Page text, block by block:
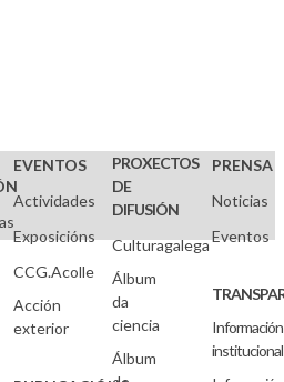
EVENTOS
Actividades
Exposicións
CCG.Acolle
Acción
exterior
PROXECTOS
DE
DIFUSIÓN
Culturagalega
Álbum
da
ciencia
Álbum
PRENSA
Noticias
Eventos
Información
institucional